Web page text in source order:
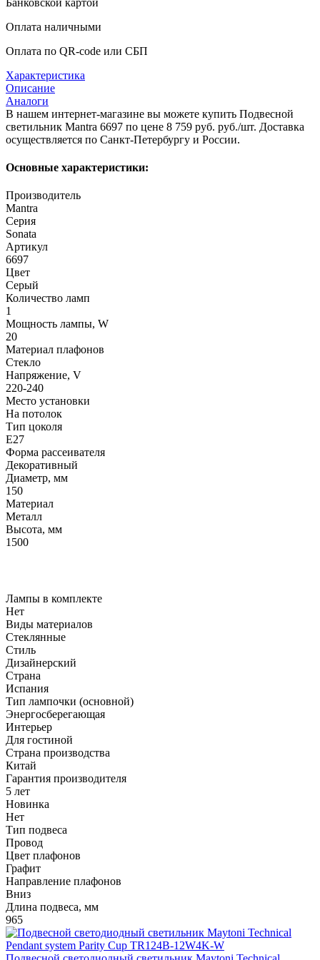
Оплата наличными
Оплата по QR-code или СБП
Характеристика
Описание
Аналоги
В нашем интернет-магазине вы можете купить Подвесной
светильник Mantra 6697 по цене 8 759 руб. руб./шт. Доставка
осуществляется по Санкт-Петербургу и России.
Основные характеристики:
Производитель
Mantra
Серия
Sonata
Артикул
6697
Цвет
Серый
Количество ламп
1
Мощность лампы, W
20
Материал плафонов
Стекло
Напряжение, V
220-240
Место установки
На потолок
Тип цоколя
E27
Форма рассеивателя
Декоративный
Диаметр, мм
150
Материал
Металл
Высота, мм
1500
Лампы в комплекте
Нет
Виды материалов
Стеклянные
Стиль
Дизайнерский
Страна
Испания
Тип лампочки (основной)
Энергосберегающая
Интерьер
Для гостиной
Страна производства
Китай
Гарантия производителя
5 лет
Новинка
Нет
Тип подвеса
Провод
Цвет плафонов
Графит
Направление плафонов
Вниз
Длина подвеса, мм
965